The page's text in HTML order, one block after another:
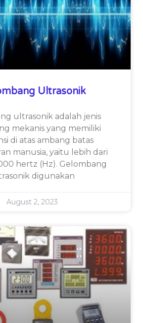
Ultrasonik
ultrasonik adalah jenis
mekanis yang memiliki
di atas ambang batas
manusia, yaitu lebih dari
hertz (Hz). Gelombang
digunakan
August 2, 2023